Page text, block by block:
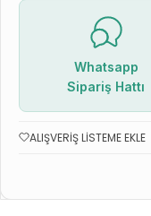
Whatsapp
Sipariş Hattı
ALIŞVERIŞ LISTEME EKLE